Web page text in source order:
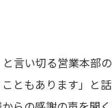
言い切る営業本部の
ともあります」と話